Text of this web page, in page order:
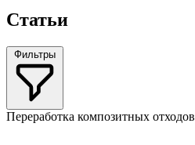
Статьи
Фильтры
Переработка композитных отходов